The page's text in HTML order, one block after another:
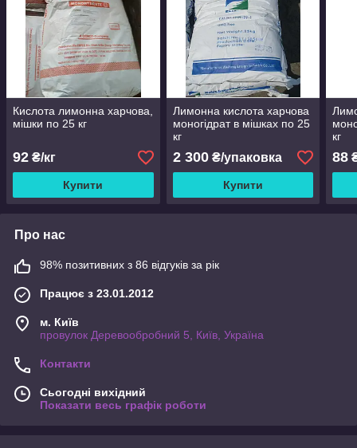
Кислота лимонна харчова,
мішки по 25 кг
92 ₴/кг
Купити
Лимонна кислота харчова
моногідрат в мішках по 25
кг
2 300₴/упаковка
Купити
кг
88
Про нас
98% позитивних з 86 відгуків за рік
Працює з 23.01.2012
м. Київ
провулок Деревообробний 5, Київ, Україна
Контакти
Сьогодні вихідний
Показати весь графік роботи